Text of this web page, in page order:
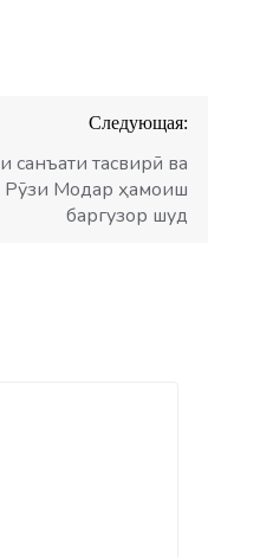
Следующая:
тасвирӣ ва
Модар ҳамоиш
баргузор шуд